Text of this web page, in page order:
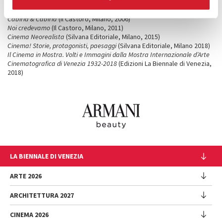
Milano, 2004)
Cabiria & Cabiria(Il Castoro, Milano, 2006)
Noi credevamo(Il Castoro, Milano, 2011)
Cinema Neorealista (Silvana Editoriale, Milano, 2015)
Cinema! Storie, protagonisti, paesaggi(Silvana Editoriale, Milano 2018)
Il Cinema in Mostra. Volti e Immagini dalla Mostra Internazionale d’Arte
Cinematografica di Venezia 1932-2018(Edizioni La Biennale di Venezia,
2018)
LA BIENNALE DI VENEZIA
L'Istituzione
Cariche istituzionali
Storia
Luoghi
ARTE 2026
Esposizione
ARCHITETTURA 2027
Mostra
CINEMA 2026